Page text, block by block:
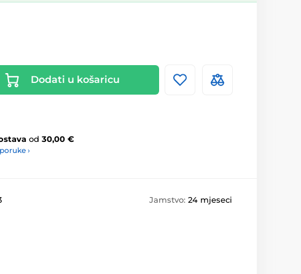
Dodati u košaricu
od 30,00 €
›
Jamstvo: 24 mjeseci